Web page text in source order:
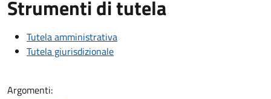
Strumenti di tutela
Tutela amministrativa
Tutela giurisdizionale
Argomenti: